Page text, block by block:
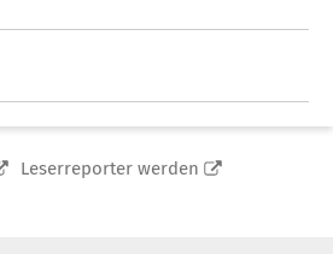
Leserreporter werden